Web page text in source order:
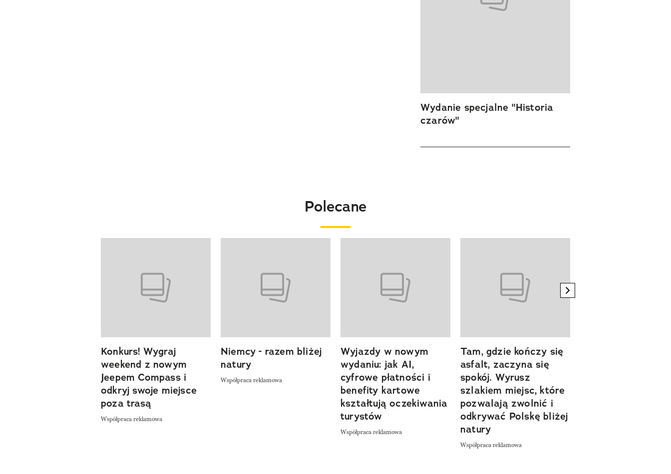
Wydanie specjalne "Historia
czarów"
Polecane
previous element
Konkurs! Wygraj
weekend z nowym
Jeepem Compass i
odkryj swoje miejsce
poza trasą
Współpraca reklamowa
Niemcy - razem bliżej
natury
Współpraca reklamowa
Wyjazdy w nowym
wydaniu: jak AI,
cyfrowe płatności i
benefity kartowe
kształtują oczekiwania
turystów
Współpraca reklamowa
Tam, gdzie kończy się
asfalt, zaczyna się
spokój. Wyrusz
szlakiem miejsc, które
pozwalają zwolnić i
odkrywać Polskę bliżej
natury
Współpraca reklamowa
next element